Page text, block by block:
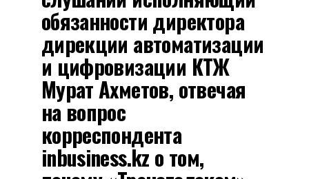
обязанности директора
дирекции автоматизации
и цифровизации КТЖ
Мурат Ахметов, отвечая
на вопрос
корреспондента
inbusiness.kz о том,